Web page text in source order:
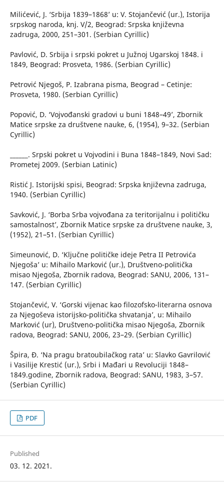
Milićević, J. ‘Srbija 1839–1868’ u: V. Stojančević (ur.), Istorija
srpskog naroda, knj. V/2, Beograd: Srpska književna
zadruga, 2000, 251–301. (Serbian Cyrillic)
Pavlović, D. Srbija i srpski pokret u Južnoj Ugarskoj 1848. i
1849, Beograd: Prosveta, 1986. (Serbian Cyrillic)
Petrović Njegoš, P. Izabrana pisma, Beograd – Cetinje:
Prosveta, 1980. (Serbian Cyrillic)
Popović, D. ‘Vojvođanski gradovi u buni 1848–49’, Zbornik
Matice srpske za društvene nauke, 6, (1954), 9–32. (Serbian
Cyrillic)
______. Srpski pokret u Vojvodini i Buna 1848–1849, Novi Sad:
Prometej 2009. (Serbian Latinic)
Ristić J. Istorijski spisi, Beograd: Srpska književna zadruga,
1940. (Serbian Cyrillic)
Savković, J. ‘Borba Srba vojvođana za teritorijalnu i političku
samostalnost’, Zbornik Matice srpske za društvene nauke, 3,
(1952), 21–51. (Serbian Cyrillic)
Simeunović, D. ‘Ključne političke ideje Petra II Petrovića
Njegoša’ u: Mihailo Marković (ur.), Društveno-politička
misao Njegoša, Zbornik radova, Beograd: SANU, 2006, 131–
147. (Serbian Cyrillic)
Stojančević, V. ‘Gorski vijenac kao filozofsko-literarna osnova
za Njegoševa istorijsko-politička shvatanja’, u: Mihailo
Marković (ur), Društveno-politička misao Njegoša, Zbornik
radova, Beograd: SANU, 2006, 23–29. (Serbian Cyrillic)
Špira, Đ. ‘Na pragu bratoubilačkog rata’ u: Slavko Gavrilović
i Vasilije Krestić (ur.), Srbi i Mađari u Revoluciji 1848–
1849.godine, Zbornik radova, Beograd: SANU, 1983, 3–57.
(Serbian Cyrillic)
PDF
Published
03. 12. 2021.